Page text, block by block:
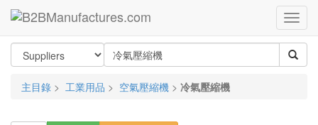
主目錄 > 工業用品 > 空氣壓縮機 > 冷氣壓縮機